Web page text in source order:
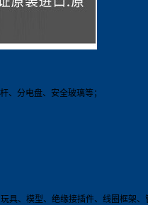
、分电盘、安全玻璃等；
、模型、绝缘接插件、线圈框架